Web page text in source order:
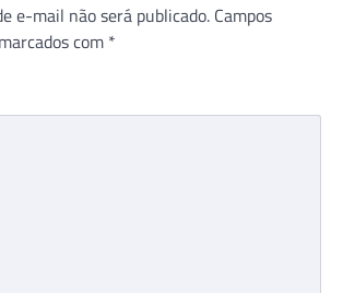
e-mail não será publicado. Campos
com *